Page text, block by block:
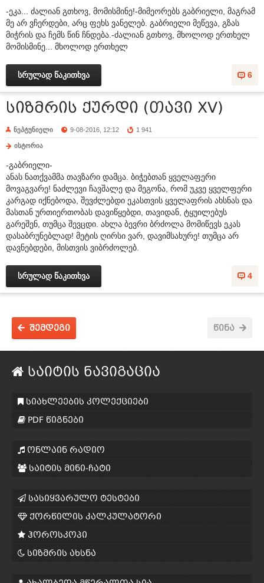
-ეკა... ძალიან გთხოვ, მომისმინე!-მიმეორებს გაბრიელი, მაგრამ
მე არ ვჩერდები, არც ფეხს ვანელებ. გაბრიელი მეწევა, გზას
მიჭრის და ჩემს წინ ჩნდება.-ძალიან გთხოვ, მხოლოდ ერთხელ
მომისმინე... მხოლოდ ერთხელ
6
სრულად წაკითხვა
სიზმრის ქურდი (თავი XV)
ნეპტუნიელი 9-08-2016, 12:12 1 941
ისტორია
-გაბრიელი-
ანას ნათქვამმა თავზარი დამცა. ბიჭებთან ყველაფერი
მოვაგვარე! ნაძლევი ჩავშალე და მეგონა, რომ უკვე ყველფერი
კარგად იქნებოდა, შევძლებდი ეკასთვის ყველაფრის ახსნას და
მასთან ურთიერთობას დავიწყებდი, თავიდან, ტყუილებუს
გარეშენ, თუმცა შევცდი. ახლა ბევრი ბრძოლა მომიწევს ეკას
დასაბრუნებლად! მეტის ღირსი ვარ, დავიმსახურე! თუმცა არ
დავნებდები, მისთვის ვიბრძოლებ.
4
სრულად წაკითხვა
წინა
შემდეგი
საიტის ნავიგაცია
სიახლეების კოლექციები
PDF წიგნები
ონლაინ რადიო
საიტის მინი-ჩატი
სასიყვარულო ტესტები
ქორწილის კალკულატორი
ჰოროსკოპი
სიზმრის ახსნა